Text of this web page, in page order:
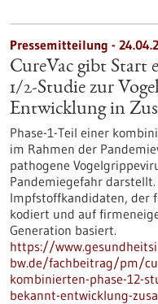
Pressemitteilung -
CureVac gibt Start
1/2-Studie zur
Entwicklung in
Phase-1-Teil einer
im Rahmen der
pathogene
Pandemiegefahr
Impfstoffkandidaten, der
kodiert und auf
Generation basiert.
https://
bw.de/fachbeitrag/pm/
kombinierten-phase-12-
bekannt-entwicklung-